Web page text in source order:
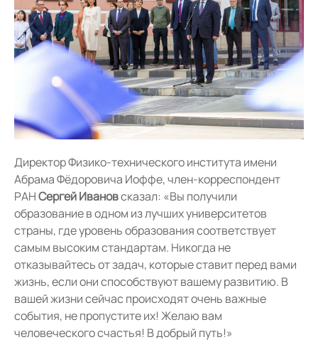
Директор Физико-технического института имени
Абрама Фёдоровича Иоффе, член-корреспондент
РАНСергей Ивановсказал: «Вы получили
образование в одном из лучших университетов
страны, где уровень образования соответствует
самым высоким стандартам. Никогда не
отказывайтесь от задач, которые ставит перед вами
жизнь, если они способствуют вашему развитию. В
вашей жизни сейчас происходят очень важные
события, не пропустите их! Желаю вам
человеческого счастья! В добрый путь!»